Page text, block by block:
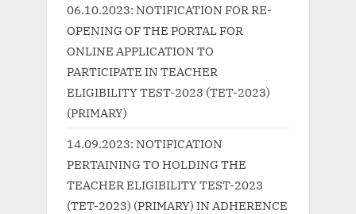
06.10.2023: NOTIFICATION FOR RE-
OPENING OF THE PORTAL FOR
ONLINE APPLICATION TO
PARTICIPATE IN TEACHER
ELIGIBILITY TEST-2023 (TET-2023)
(PRIMARY)
14.09.2023: NOTIFICATION
PERTAINING TO HOLDING THE
TEACHER ELIGIBILITY TEST-2023
(TET-2023) (PRIMARY) IN ADHERENCE